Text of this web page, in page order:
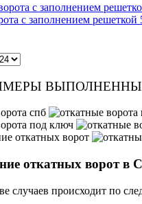
с заполнением
откатных ворот в
случаев происходит по